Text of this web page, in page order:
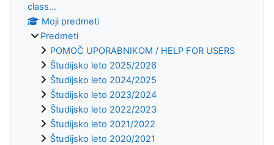
class...
Moji predmeti
Predmeti
POMOČ UPORABNIKOM / HELP FOR USERS
Študijsko leto 2025/2026
Študijsko leto 2024/2025
Študijsko leto 2023/2024
Študijsko leto 2022/2023
Študijsko leto 2021/2022
Študijsko leto 2020/2021